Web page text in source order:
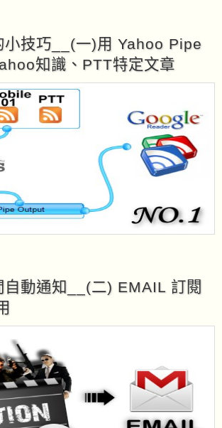
小技巧__(一)用 Yahoo Pipe
知識、PTT特定文章
自動通知__(二) EMAIL 訂閱